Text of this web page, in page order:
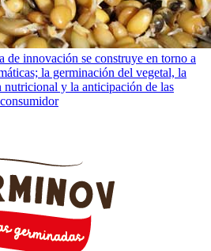
de innovación se construye en torno a
la germinación del vegetal, la
nutricional y la anticipación de las